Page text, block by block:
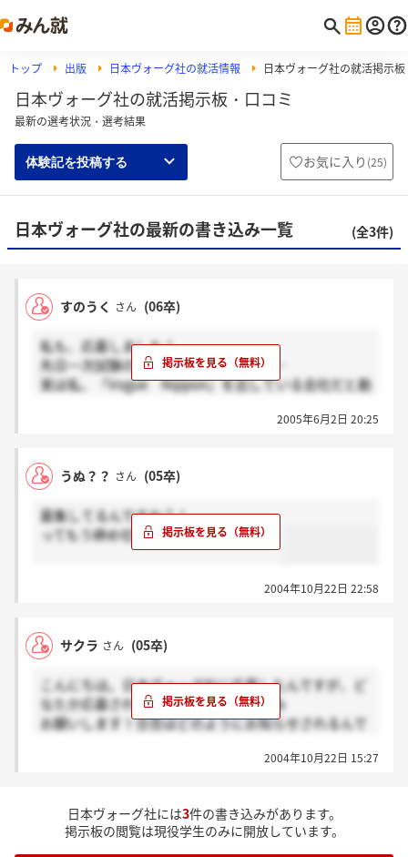
トップ 出版 日本ヴォーグ社の就活情報 日本ヴォーグ社の就活掲示板
日本ヴォーグ社の就活掲示板・口コミ
最新の選考状況・選考結果
体験記を投稿する お気に入り (25)
日本ヴォーグ社の最新の書き込み一覧 (全3件)
すのうく さん (06卒)
私も、応募しました！
先日一次試験の案内を頂いたのですが…
実は私、『Vogue Nippon』を出している会社だと勘
2005年6月2日 20:25
うぬ？？ さん (05卒)
募集してるんですか？！
ってもう締め切ってしまいましたか・・
2004年10月22日 22:58
サクラ さん (05卒)
こんにちは。日本ヴォーグ社に応募したんですが、ど
なたか応募された方いらしたら書き込み
お願いします！合否はどのようにお知らせされるんで
2004年10月22日 15:27
日本ヴォーグ社には3件の書き込みがあります。
掲示板の閲覧は現役学生のみに開放しています。